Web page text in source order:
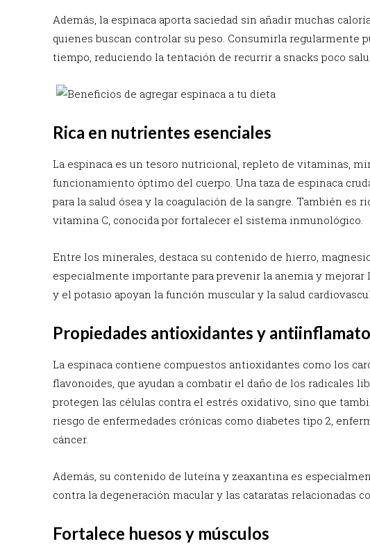
Además, la espinaca aporta saciedad sin añadir muchas
quienes buscan controlar su peso. Consumirla regularmente
tiempo, reduciendo la tentación de recurrir a snacks poco
Rica en nutrientes esenciales
La espinaca es un tesoro nutricional, repleto de vitaminas,
funcionamiento óptimo del cuerpo. Una taza de espinaca
para la salud ósea y la coagulación de la sangre. También es
vitamina C, conocida por fortalecer el sistema inmunológico.
Entre los minerales, destaca su contenido de hierro,
especialmente importante para prevenir la anemia y
y el potasio apoyan la función muscular y la salud
Propiedades antioxidantes y
La espinaca contiene compuestos antioxidantes como los
flavonoides, que ayudan a combatir el daño de los radicales
protegen las células contra el estrés oxidativo, sino que
riesgo de enfermedades crónicas como diabetes tipo 2,
cáncer.
Además, su contenido de luteína y zeaxantina es
contra la degeneración macular y las cataratas relacionadas
Fortalece huesos y músculos